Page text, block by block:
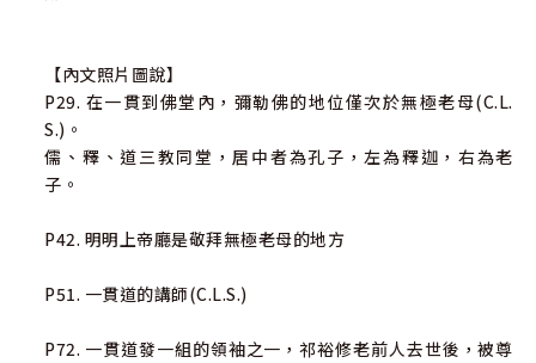
【內文照片圖說】
P29. 在一貫到佛堂內，彌勒佛的地位僅次於無極老母(C.L.
S.)。
儒、釋、道三教同堂，居中者為孔子，左為釋迦，右為老
子。
P42. 明明上帝廳是敬拜無極老母的地方
P51. 一貫道的講師(C.L.S.)
P72. 一貫道發一組的領袖之一，祁裕修老前人去世後，被尊